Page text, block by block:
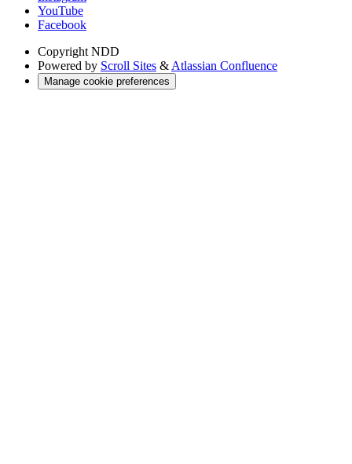
YouTube
Facebook
Copyright NDD
Powered by Scroll Sites & Atlassian Confluence
Manage cookie preferences